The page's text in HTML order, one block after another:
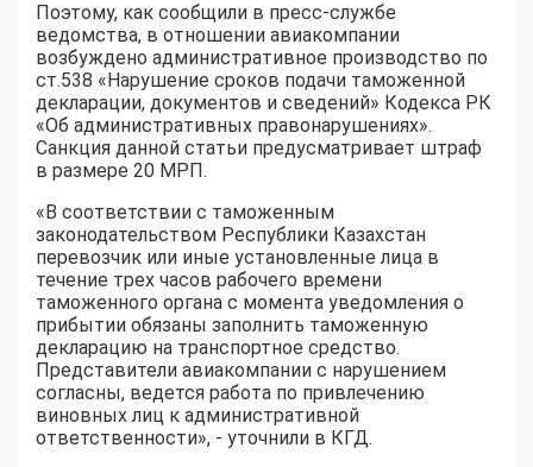
Поэтому, как сообщили в пресс-службе
ведомства, в отношении авиакомпании
возбуждено административное производство по
ст.538 «Нарушение сроков подачи таможенной
декларации, документов и сведений» Кодекса РК
«Об административных правонарушениях».
Санкция данной статьи предусматривает штраф
в размере 20 МРП.
«В соответствии с таможенным
законодательством Республики Казахстан
перевозчик или иные установленные лица в
течение трех часов рабочего времени
таможенного органа с момента уведомления о
прибытии обязаны заполнить таможенную
декларацию на транспортное средство.
Представители авиакомпании с нарушением
согласны, ведется работа по привлечению
виновных лиц к административной
ответственности», - уточнили в КГД.